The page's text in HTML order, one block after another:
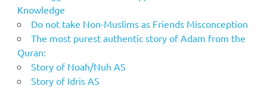
Knowledge
Do not take Non-Muslims as Friends Misconception
The most purest authentic story of Adam from the
Quran:
Story of Noah/Nuh AS
Story of Idris AS